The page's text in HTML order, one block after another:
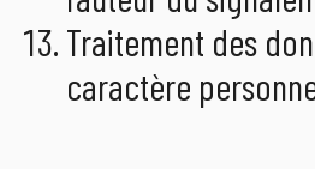
Traitement des
caractère